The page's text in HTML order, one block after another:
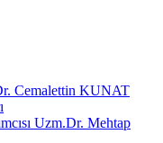
Cemalettin KUNAT
Uzm.Dr. Mehtap